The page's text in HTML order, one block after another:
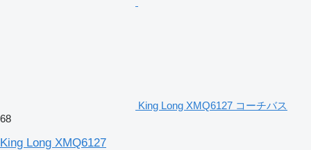
King Long XMQ6127 コーチバス
68
King Long XMQ6127